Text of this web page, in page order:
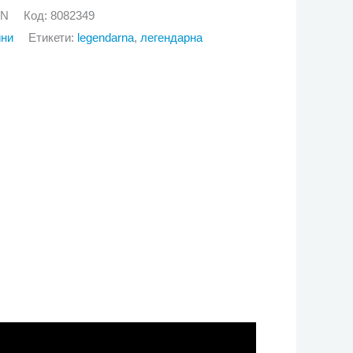
Код: 8082349
Етикети: legendarna, легендарна